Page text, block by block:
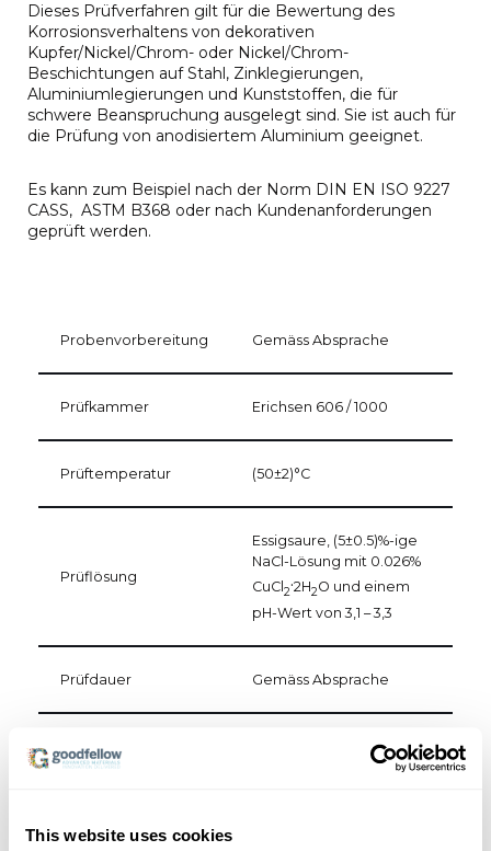
This website uses cookies
Dieses Prüfverfahren gilt für die Bewertung des
Korrosionsverhaltens von dekorativen
Kupfer/Nickel/Chrom- oder Nickel/Chrom-
Beschichtungen auf Stahl, Zinklegierungen,
Aluminiumlegierungen und Kunststoffen, die für
schwere Beanspruchung ausgelegt sind. Sie ist auch für
die Prüfung von anodisiertem Aluminium geeignet.
Es kann zum Beispiel nach der Norm DIN EN ISO 9227
CASS, ASTM B368 oder nach Kundenanforderungen
geprüft werden.
Probenvorbereitung Gemäss Absprache
Prüfkammer Erichsen 606 / 1000
Prüftemperatur (50±2)°C
Prüflösung
Essigsaure, (5±0.5)%-ige
NaCl-Lösung mit 0.026%
CuCl 2
.2H2O und einem
pH-Wert von 3,1 – 3,3
Prüfdauer Gemäss Absprache
Gemäss Apsprache z.B.
visuelle Beurteilung